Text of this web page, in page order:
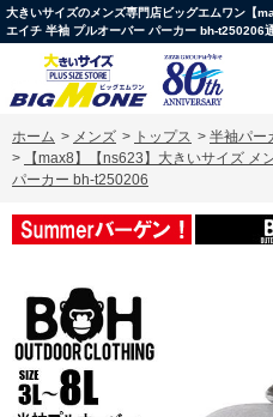
大きいサイズのメンズ専門店ビッグエムワン【
エイチ 半袖 プルオーバー パーカー bh-t250206
ホーム > メンズ > トップス > 半袖パー
>
【max8】【ns623】大きいサイズ メ
パーカー bh-t250206